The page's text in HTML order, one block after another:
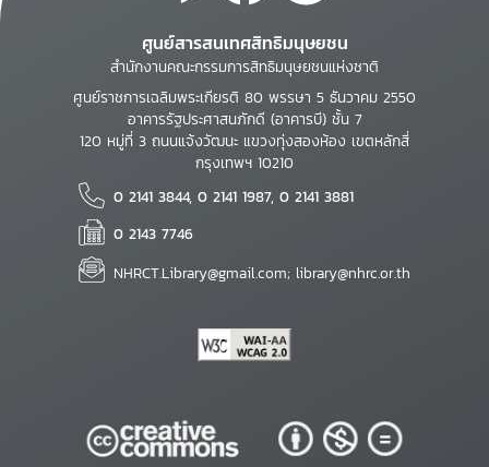
ศูนย์สารสนเทศสิทธิมนุษยชน
สำนักงานคณะกรรมการสิทธิมนุษยชนแห่งชาติ
ศูนย์ราชการเฉลิมพระเกียรติ 80 พรรษา 5 ธันวาคม 2550
อาคารรัฐประศาสนภักดี (อาคารบี) ชั้น 7
120 หมู่ที่ 3 ถนนแจ้งวัฒนะ แขวงทุ่งสองห้อง เขตหลักสี่
กรุงเทพฯ 10210
0 2141 3844, 0 2141 1987, 0 2141 3881
0 2143 7746
NHRCT.Library@gmail.com; library@nhrc.or.th